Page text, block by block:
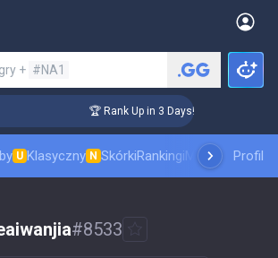
+ #NA1
🏆 Rank Up in 3 Days! Challenger
U Klasyczny N SkórkiRankingiMecze proProfil
#8533